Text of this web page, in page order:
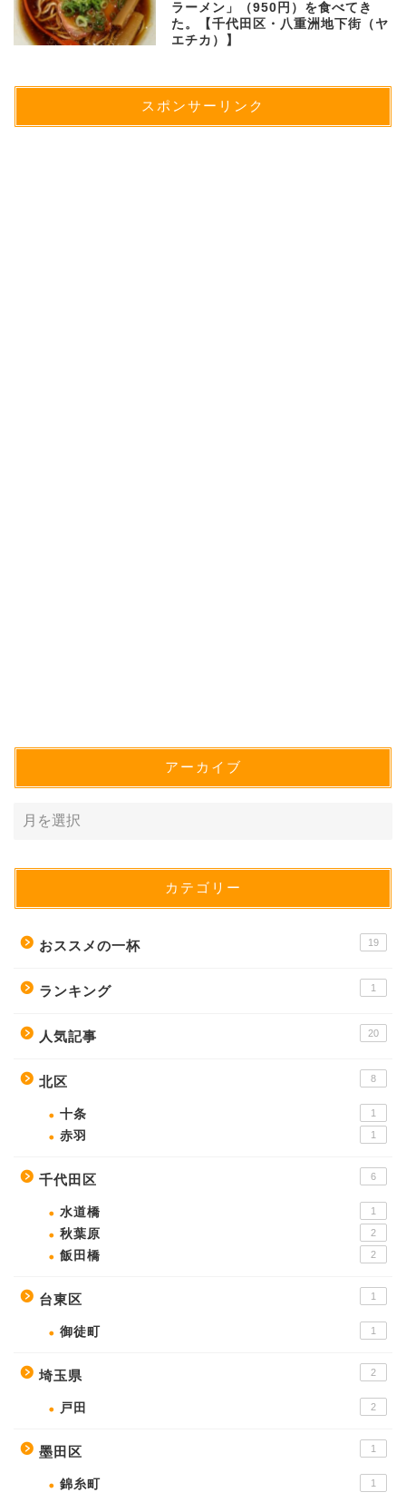
ラーメン」（950円）を食べてき
た。【千代田区・八重洲地下街（ヤ
エチカ）】
スポンサーリンク
アーカイブ
カテゴリー
おススメの一杯 19
ランキング 1
人気記事 20
北区 8
十条 1
赤羽 1
千代田区 6
水道橋 1
秋葉原 2
飯田橋 2
台東区 1
御徒町 1
埼玉県 2
戸田 2
墨田区 1
錦糸町 1